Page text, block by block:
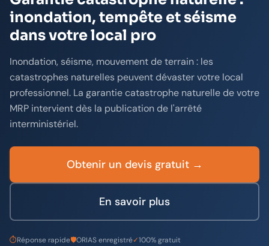
inondation, tempête et séisme
dans votre local pro
Inondation, séisme, mouvement de terrain : les
catastrophes naturelles peuvent dévaster votre local
professionnel. La garantie catastrophe naturelle de votre
MRP intervient dès la publication de l'arrêté
interministériel.
Obtenir un devis gratuit →
En savoir plus
⏱Réponse rapide🛡️ORIAS enregistré✓100% gratuit